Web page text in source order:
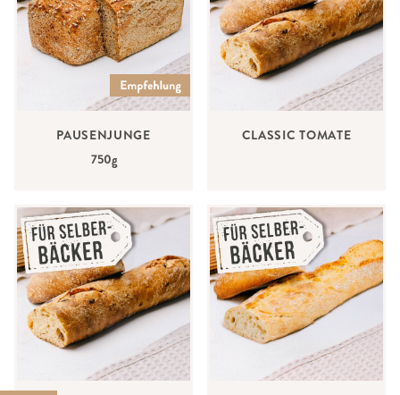
PAUSENJUNGE
750g
CLASSIC TOMATE